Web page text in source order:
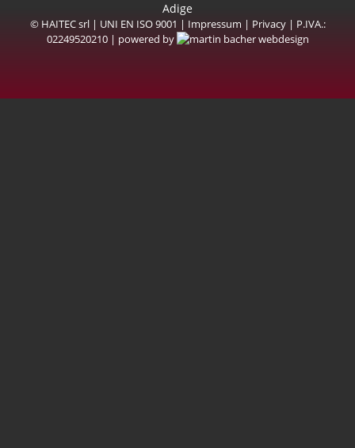
© HAITEC srl | UNI EN ISO 9001 | Impressum | Privacy | P.IVA.:
02249520210 | powered by